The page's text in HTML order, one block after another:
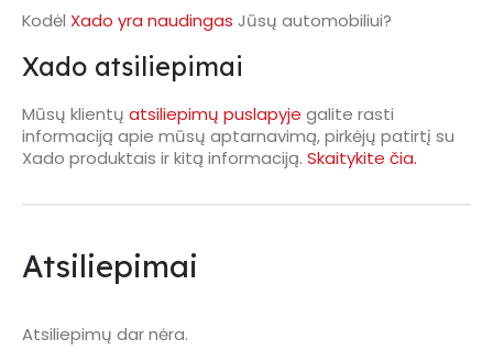
Kodėl Xado yra naudingas Jūsų automobiliui?
Xado atsiliepimai
Mūsų klientų atsiliepimų puslapyje galite rasti
informaciją apie mūsų aptarnavimą, pirkėjų patirtį su
Xado produktais ir kitą informaciją. Skaitykite čia.
Atsiliepimai
Atsiliepimų dar nėra.